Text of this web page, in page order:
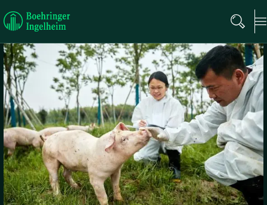
Boehringer
Ingelheim